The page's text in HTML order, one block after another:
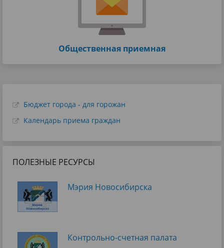
Общественная приемная
Бюджет города - для горожан
Календарь приема граждан
ПОЛЕЗНЫЕ РЕСУРСЫ
Мэрия Новосибирска
Контрольно-счетная палата